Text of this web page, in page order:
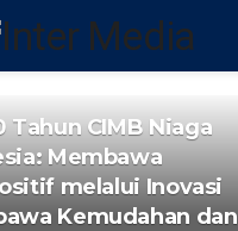
CIMB Niaga
Membawa
melalui Inovasi
Kemudahan dan